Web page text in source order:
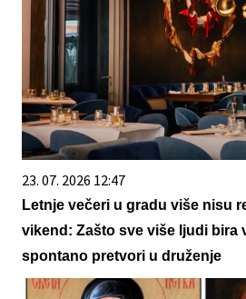
23. 07. 2026 12:47
Letnje večeri u gradu više nisu
vikend: Zašto sve više ljudi bira
spontano pretvori u druženje